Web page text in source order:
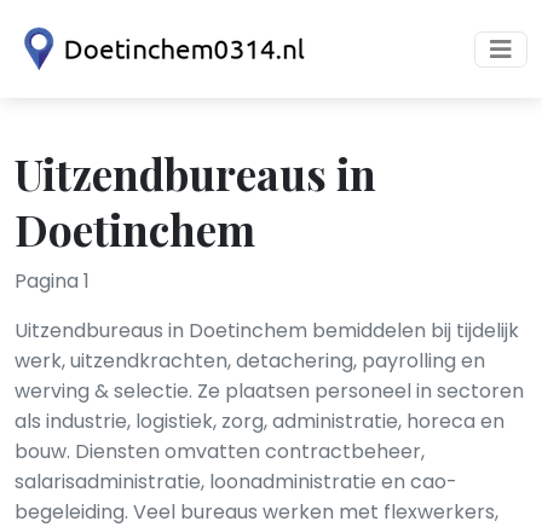
Uitzendbureaus in
Doetinchem
Pagina 1
Uitzendbureaus in Doetinchem bemiddelen bij tijdelijk
werk, uitzendkrachten, detachering, payrolling en
werving & selectie. Ze plaatsen personeel in sectoren
als industrie, logistiek, zorg, administratie, horeca en
bouw. Diensten omvatten contractbeheer,
salarisadministratie, loonadministratie en cao-
begeleiding. Veel bureaus werken met flexwerkers,